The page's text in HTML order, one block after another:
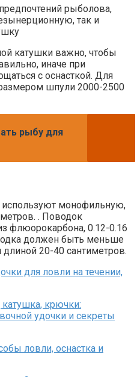
рыболова,
так и
катушки важно, чтобы
иначе при
с оснасткой. Для
шпули 2000-2500
рыбу для
используют монофильную,
. Поводок
флюорокарбона, 0.12-0.16
должен быть меньше
20-40 сантиметров.